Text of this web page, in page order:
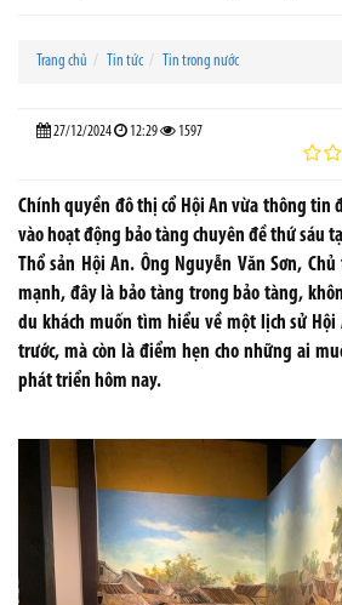
Trang chủ Tin tức Tin trong nước
27/12/2024 12:29 1597
Chính quyền đô thị cổ Hội An vừa thông tin
vào hoạt động bảo tàng chuyên đề thứ sáu
Thổ sản Hội An. Ông Nguyễn Văn Sơn,
mạnh, đây là bảo tàng trong bảo tàng,
du khách muốn tìm hiểu về một lịch sử Hội
trước, mà còn là điểm hẹn cho những ai
phát triển hôm nay.